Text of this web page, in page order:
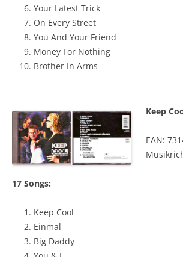
Your Latest Trick
On Every Street
You And Your Friend
Money For Nothing
Brother In Arms
Keep
EAN:
17 Songs:
Keep Cool
Einmal
Big Daddy